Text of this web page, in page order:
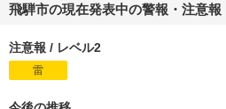
飛騨市の現在発表中の警報・注意報
注意報 / レベル2
雷
報